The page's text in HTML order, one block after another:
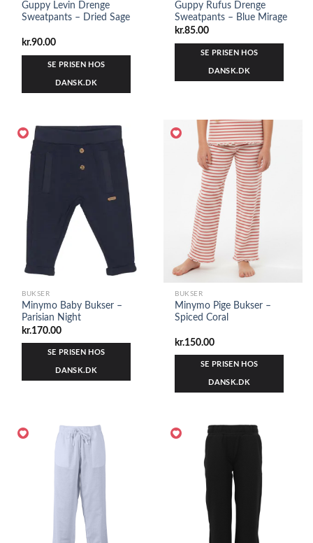
Guppy Levin Drenge
Sweatpants – Dried Sage
kr.90.00
SE PRISEN HOS
DANSK.DK
Guppy Rufus Drenge
Sweatpants – Blue Mirage
kr.85.00
SE PRISEN HOS
DANSK.DK
BUKSER
Minymo Baby Bukser –
Parisian Night
kr.170.00
SE PRISEN HOS
DANSK.DK
BUKSER
Minymo Pige Bukser –
Spiced Coral
kr.150.00
SE PRISEN HOS
DANSK.DK